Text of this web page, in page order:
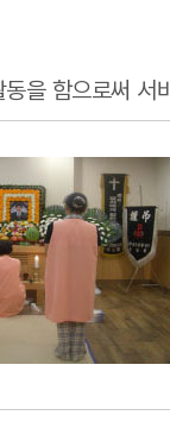
을 함으로써 서